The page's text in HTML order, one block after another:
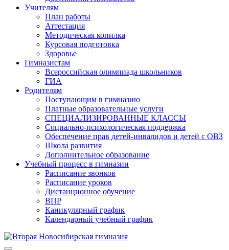
Учителям
План работы
Аттестация
Методическая копилка
Курсовая подготовка
Здоровье
Гимназистам
Всероссийская олимпиада школьников
ГИА
Родителям
Поступающим в гимназию
Платные образовательные услуги
СПЕЦИАЛИЗИРОВАННЫЕ КЛАССЫ
Социально-психологическая поддержка
Обеспечение прав детей-инвалидов и детей с ОВЗ
Школа развития
Дополнительное образование
Учебный процесс в гимназии
Расписание звонков
Расписание уроков
Дистанционное обучение
ВПР
Каникулярный график
Календарный учебный график